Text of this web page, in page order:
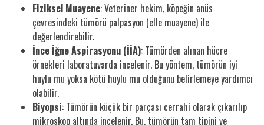
Fiziksel Muayene: Veteriner hekim, köpeğin anüs
çevresindeki tümörü palpasyon (elle muayene) ile
değerlendirebilir.
İnce İğne Aspirasyonu (İİA): Tümörden alınan hücre
örnekleri laboratuvarda incelenir. Bu yöntem, tümörün iyi
huylu mu yoksa kötü huylu mu olduğunu belirlemeye yardımcı
olabilir.
Biyopsi: Tümörün küçük bir parçası cerrahi olarak çıkarılıp
mikroskop altında incelenir. Bu, tümörün tam tipini ve